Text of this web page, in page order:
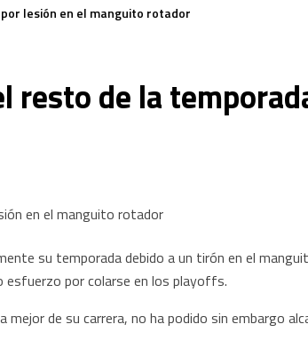
lesión en el manguito rotador
resto de la
su temporada debido a un tirón en el
esfuerzo por colarse en los playoffs.
de su carrera, no ha podido sin embargo